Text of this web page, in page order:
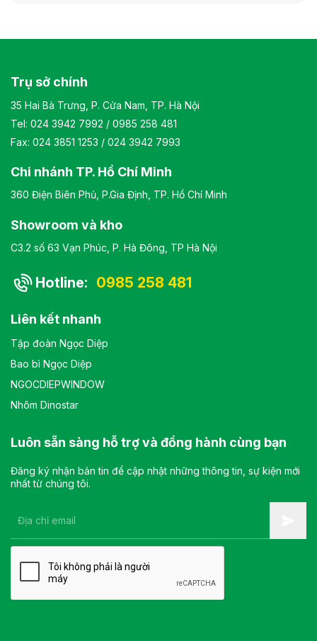
Trụ sở chính
35 Hai Bà Trưng, P. Cửa Nam, TP. Hà Nội
Tel: 024 3942 7992 / 0985 258 481
Fax: 024 3851 1253 / 024 3942 7993
Chi nhánh TP. Hồ Chí Minh
360 Điện Biên Phủ, P.Gia Định, TP. Hồ Chí Minh
Showroom và kho
C3.2 số 63 Vạn Phúc, P. Hà Đông, TP Hà Nội
Hotline: 0985 258 481
Liên kết nhanh
Tập đoàn Ngọc Diệp
Bao bì Ngọc Diệp
NGOCDIEPWINDOW
Nhôm Dinostar
Luôn sẵn sàng hỗ trợ và đồng hành cùng bạn
Đăng ký nhận bản tin để cập nhật những thông tin, sự kiện mới
nhất từ chúng tôi.